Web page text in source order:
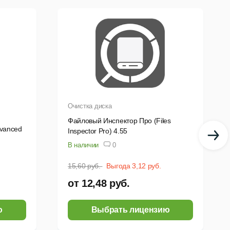
файлы и папки. Чтобы исключить ошибочные
они могут быть сразу восстановлены в полном
программ деинсталлятор также находит
удаления программы (со списком файлов,
Очистка диска
Файловый Инспектор Про (Files
Inspector Pro) 4.55
В наличии 0
15,60 руб. Выгода 3,12 руб.
от 12,48 руб.
Выбрать лицензию